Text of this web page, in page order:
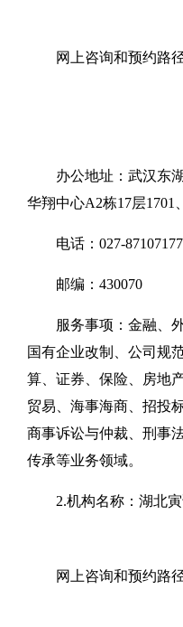
网上咨询和预约路径
办公地址：武汉东
华翔中心A2栋17层1701
电话：027-87107177
邮编：430070
服务事项：金融、
国有企业改制、公司规
算、证券、保险、房地
贸易、海事海商、招投
商事诉讼与仲裁、刑事
传承等业务领域。
2.机构名称：湖北
网上咨询和预约路径